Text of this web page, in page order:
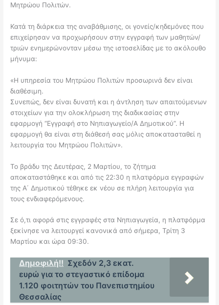
Μητρώου Πολιτών.
Κατά τη διάρκεια της αναβάθμισης, οι γονείς/κηδεμόνες που
επιχείρησαν να προχωρήσουν στην εγγραφή των μαθητών/
τριών ενημερώνονταν μέσω της ιστοσελίδας με το ακόλουθο
μήνυμα:
«Η υπηρεσία του Μητρώου Πολιτών προσωρινά δεν είναι
διαθέσιμη.
Συνεπώς, δεν είναι δυνατή και η άντληση των απαιτούμενων
στοιχείων για την ολοκλήρωση της διαδικασίας στην
εφαρμογή “Εγγραφή στο Νηπιαγωγείο/Α Δημοτικού”. Η
εφαρμογή θα είναι στη διάθεσή σας μόλις αποκατασταθεί η
λειτουργία του Μητρώου Πολιτών».
Το βράδυ της Δευτέρας, 2 Μαρτίου, το ζήτημα
αποκαταστάθηκε και από τις 22:30 η πλατφόρμα εγγραφών
της Α΄ Δημοτικού τέθηκε εκ νέου σε πλήρη λειτουργία για
τους ενδιαφερόμενους.
Σε ό,τι αφορά στις εγγραφές στα Νηπιαγωγεία, η πλατφόρμα
ξεκίνησε να λειτουργεί κανονικά από σήμερα, Τρίτη 3
Μαρτίου και ώρα 09:30.
Δημοφιλή!! Σχεδόν 2,3 εκατ.
ευρώ για το στεγαστικό επίδομα
1.120 φοιτητών του Πανεπιστημίου
Θεσσαλίας